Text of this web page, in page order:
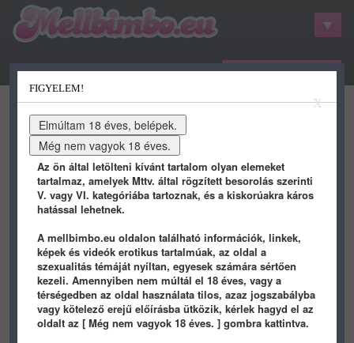
belépés / regisztráció
kategóriák hots gifs porn
youtube qdb
heftiképei - 2372 oldal
X
FIGYELEM!
Az ön által letölteni kívánt tartalom olyan elemeket
tartalmaz, amelyek Mttv. által rögzített besorolás szerinti
V. vagy VI. kategóriába tartoznak, és a kiskorúakra káros
hatással lehetnek.
A mellbimbo.eu oldalon található információk, linkek,
képek és videók erotikus tartalmúak, az oldal a
szexualitás témáját nyíltan, egyesek számára sértően
kezeli. Amennyiben nem múltál el 18 éves, vagy a
térségedben az oldal használata tilos, azaz jogszabályba
vagy kötelező erejű előírásba ütközik, kérlek hagyd el az
oldalt az [ Még nem vagyok 18 éves. ] gombra kattintva.